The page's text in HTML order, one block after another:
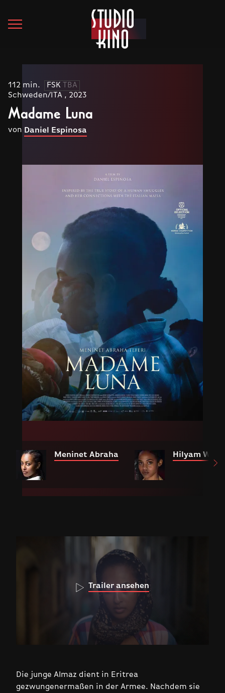
112 min. FSK
TBA
Schweden/ITA , 2023
Madame Luna
von Daniel Espinosa
Meninet Abraha Hilyam
Trailer ansehen
Die junge Almaz dient in Eritrea
gezwungenermaßen in der Armee. Nachdem sie